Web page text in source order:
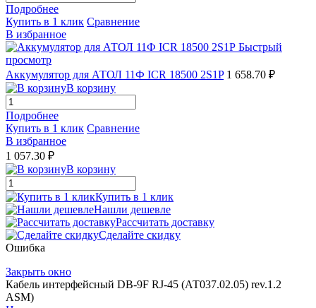
Подробнее
Купить в 1 клик Сравнение
В избранное
Быстрый
просмотр
Аккумулятор для АТОЛ 11Ф ICR 18500 2S1P 1 658.70 ₽
В корзину
Подробнее
Купить в 1 клик Сравнение
В избранное
1 057.30 ₽
В корзину
Купить в 1 клик
Нашли дешевле
Рассчитать доставку
Сделайте скидку
Ошибка
Закрыть окно
Кабель интерфейсный DB-9F RJ-45 (АТ037.02.05) rev.1.2
ASM)